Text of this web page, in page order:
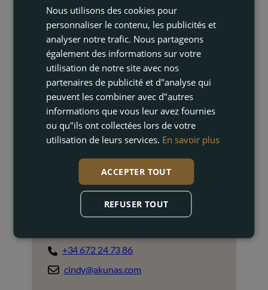
NOUS CONTACTER
Cindy Mannaerts
+34 672 24 73 86
cindy@akunas.com
Nous utilisons des cookies pour
personnaliser le contenu, les publicités et
analyser notre trafic. Nous partageons
également des informations sur votre
utilisation de notre site avec nos
partenaires de publicité et d"analyse qui
peuvent les combiner avec d"autres
informations que vous leur avez fournies
ou qu"ils ont collectées lors de votre
utilisation de leurs services. En savoir plus
ACCEPTER TOUT
REFUSER TOUT